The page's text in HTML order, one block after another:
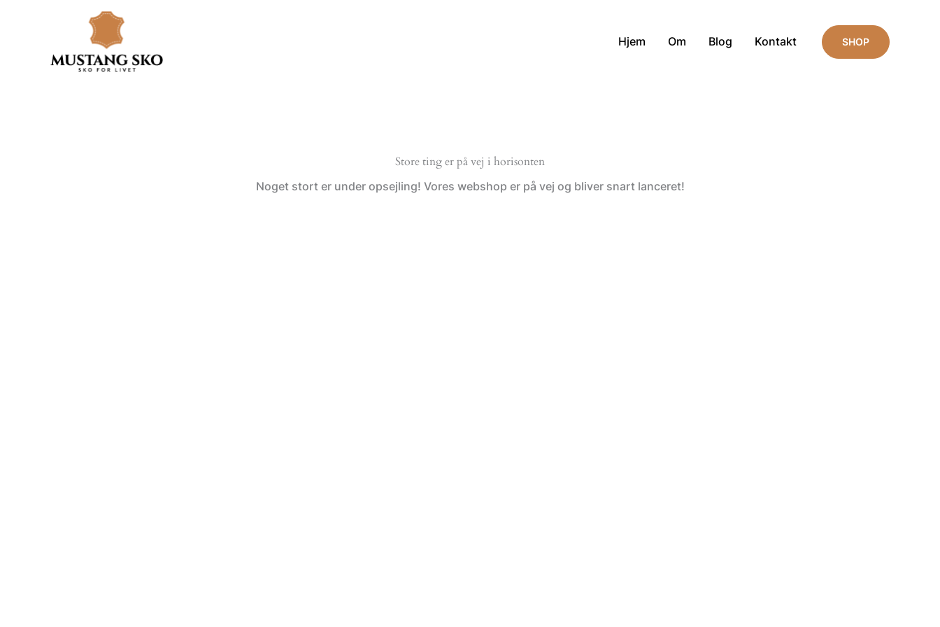
Hjem Om Blog Kontakt SHOP
Store ting er på vej i horisonten
Noget stort er under opsejling! Vores webshop er på vej og bliver snart lanceret!